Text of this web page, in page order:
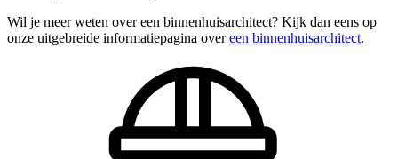
Wil je meer weten over een binnenhuisarchitect? Kijk dan eens op
onze uitgebreide informatiepagina overeen binnenhuisarchitect.